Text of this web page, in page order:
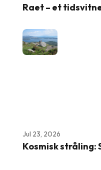
Raet – et
Jul 23, 2026
Kosmisk stråling: